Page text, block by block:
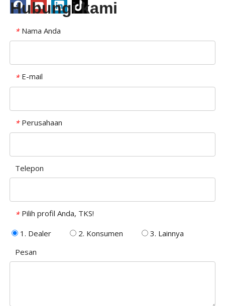
Hubungi kami
* Nama Anda
* E-mail
* Perusahaan
Telepon
* Pilih profil Anda, TKS!
1. Dealer
2. Konsumen
3. Lainnya
Pesan